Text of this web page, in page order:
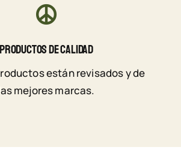
Productos De Calidad
están revisados y de
mejores marcas.